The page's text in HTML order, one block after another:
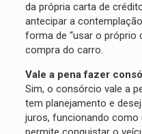
da própria carta de
antecipar a
forma de “usar o próprio
compra do carro.
Vale a pena fazer
Sim, o consórcio vale a
tem planejamento e
juros, funcionando como